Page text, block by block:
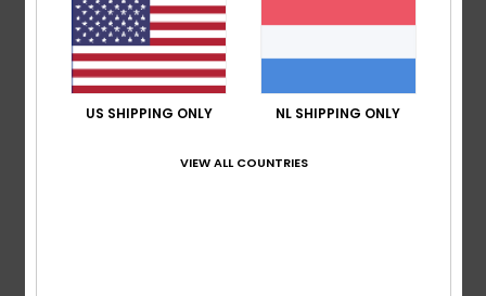
Comfort
Prijs-kwaliteitverhouding
US SHIPPING ONLY NL SHIPPING ONLY
VIEW ALL COUNTRIES